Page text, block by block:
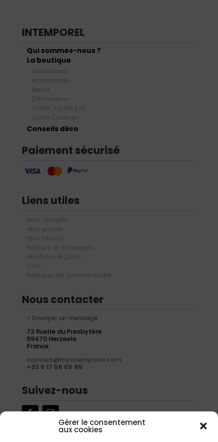
Gérer le consentement
aux cookies
INTEMPOREL
Qui sommes-nous ?
La boutique
Vêtements
Accessoires
Bijoux
Décoration
Outlet à petit prix
Carte Cadeau
Conseils déco
Paiement sécurisé
Liens utiles
Mon compte
Mon panier
Mes favoris
Retours et échanges
Mentions légales
CGV
Politique de confidentialité
Nous contacter
> Envoyer un message
72 Ruelle du Presbytère
59470 Herzeele
France
contact@myintemporel.com
+33 6 17 58 65 95
Suivez-nous